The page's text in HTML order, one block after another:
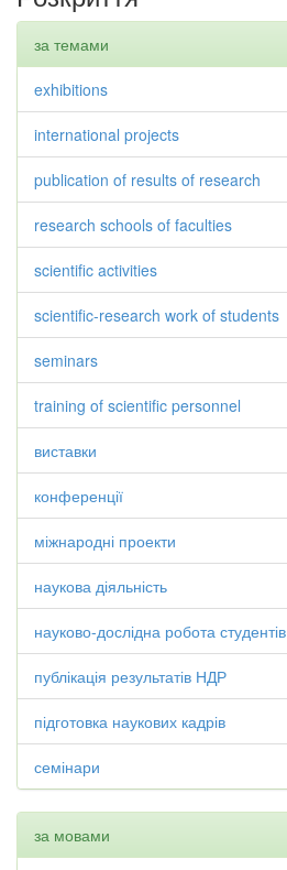
за темами
exhibitions
international projects
publication of results of research
research schools of faculties
scientific activities
scientific-research work of students
seminars
training of scientific personnel
виставки
конференції
міжнародні проекти
наукова діяльність
науково-дослідна робота студентів
публікація результатів НДР
підготовка наукових кадрів
семінари
за мовами